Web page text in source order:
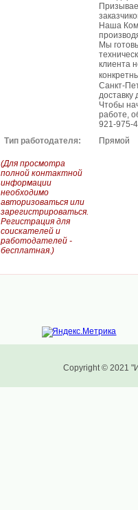
Наша
Мы
клиента
Санкт-
доставку
Чтобы
работе,
921-975-
Тип работодателя:
Прямой
(Для просмотра
полной контактной
информации
необходимо
авторизоваться или
зарегистрироваться.
Регистрация для
соискателей и
работодателей -
бесплатная.)
Copyright © 2021